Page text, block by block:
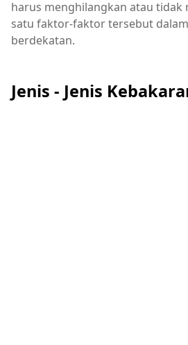
harus menghilangkan atau tidak
satu faktor-faktor tersebut
berdekatan.
Jenis - Jenis